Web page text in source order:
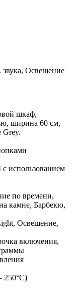
Освещение
шкаф,
ширина 60 см,
Grey.
использованием
по времени,
камне, Барбекю,
Освещение,
включения,
250°С)